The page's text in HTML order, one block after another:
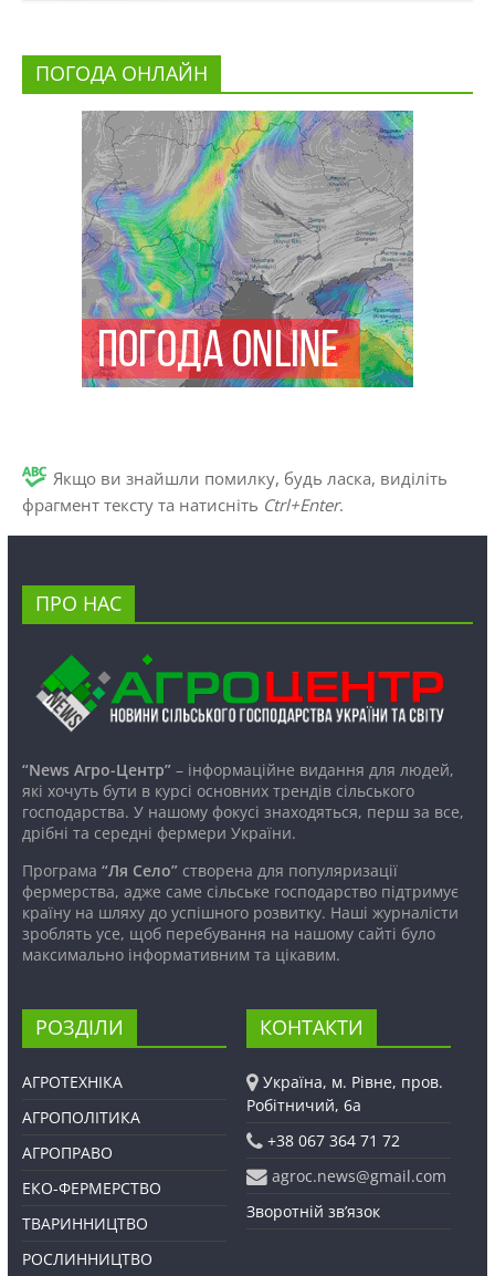
ПОГОДА ОНЛАЙН
Якщо ви знайшли помилку, будь ласка, виділіть
фрагмент тексту та натисніть Ctrl+Enter.
ПРО НАС
“News Агро-Центр”– інформаційне видання для людей,
які хочуть бути в курсі основних трендів сільського
господарства. У нашому фокусі знаходяться, перш за все,
дрібні та середні фермери України.
Програма “Ля Село”створена для популяризації
фермерства, адже саме сільське господарство підтримує
країну на шляху до успішного розвитку. Наші журналісти
зроблять усе, щоб перебування на нашому сайті було
максимально інформативним та цікавим.
РОЗДІЛИ
АГРОТЕХНІКА
АГРОПОЛІТИКА
АГРОПРАВО
ЕКО-ФЕРМЕРСТВО
ТВАРИННИЦТВО
РОСЛИННИЦТВО
КОНТАКТИ
Україна, м. Рівне, пров.
Робітничий, 6а
+38 067 364 71 72
agroc.news@gmail.com
Зворотній зв’язок